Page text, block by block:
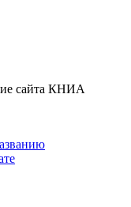
сайта КНИА